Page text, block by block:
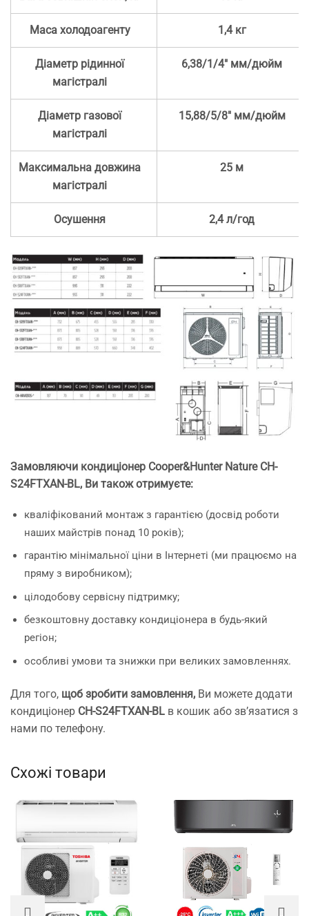
Маса холодоагенту 1,4 кг
Діаметр рідинної
магістралі
6,38/1/4″ мм/дюйм
Діаметр газової
магістралі
15,88/5/8″ мм/дюйм
Максимальна довжина
магістралі
25 м
Осушення 2,4 л/год
Замовляючи кондиціонер Cooper&Hunter Nature CH-
S24FTXAN-BL, Ви також отримуєте:
кваліфікований монтаж з гарантією (досвід роботи
наших майстрів понад 10 років);
гарантію мінімальної ціни в Інтернеті (ми працюємо на
пряму з виробником);
цілодобову сервісну підтримку;
безкоштовну доставку кондиціонера в будь-який
регіон;
особливі умови та знижки при великих замовленнях.
Для того, щоб зробити замовлення, Ви можете додати
кондиціонер CH-S24FTXAN-BL в кошик або зв’язатися з
нами по телефону.
Схожі товари